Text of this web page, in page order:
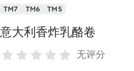
TM7 TM6 TM5
意大利香炸乳酪卷
无评分